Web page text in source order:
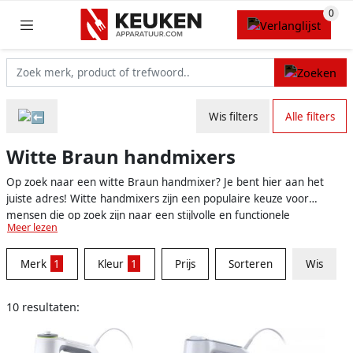
Wis filters Alle filters
Witte Braun handmixers
Op zoek naar een witte Braun handmixer? Je bent hier aan het
juiste adres! Witte handmixers zijn een populaire keuze voor
mensen die op zoek zijn naar een stijlvolle en functionele
toevoeging aan hun keukenapparatuur. Wit is immers een tijdloze
kleur die perfect past in elk keukeninterieur. Braun, een
gerespecteerd kwaliteitsmerk in keukenapparatuur, biedt
verschillende witte handmixers aan om aan ieders wensen en
alleen voor een prachtige uitstraling, maar levert het ook
uitstekende prestaties.
Meer lezen
Merk 1 Kleur 1 Prijs Sorteren Wis
10 resultaten: